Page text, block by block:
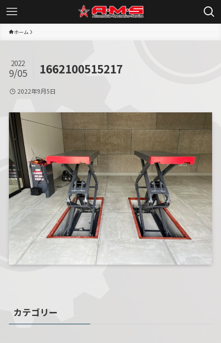
ホーム
1662100515217
2022
9/05
2022年9月5日
カテゴリー